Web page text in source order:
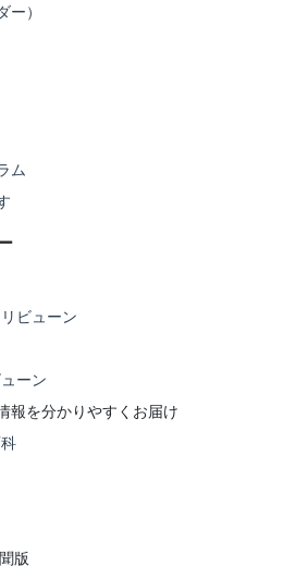
ー）
ム
ビューン
ーン
報を分かりやすくお届け
版